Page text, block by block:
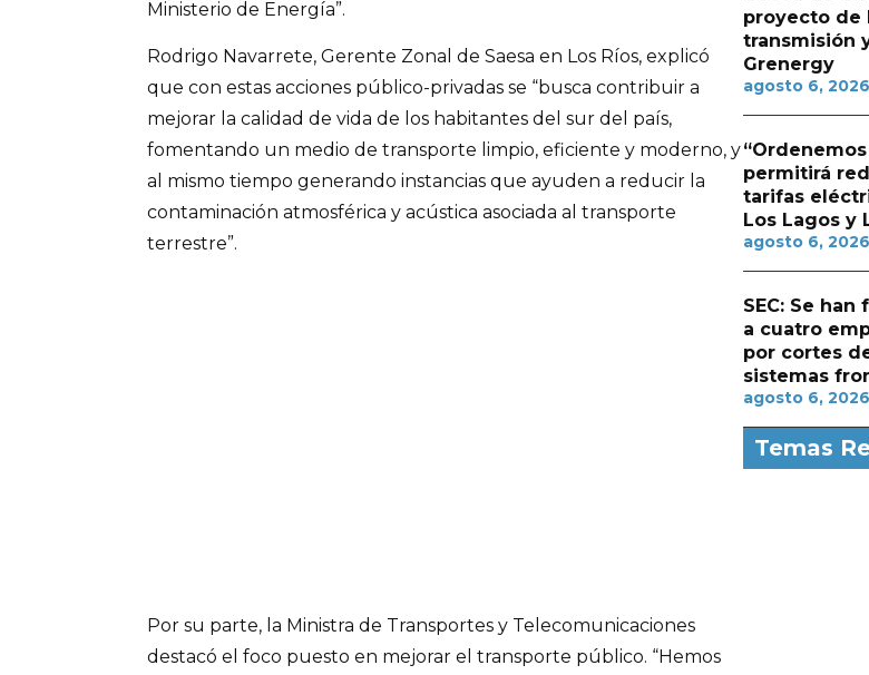
Ministerio de Energía”.
Rodrigo Navarrete, Gerente Zonal de Saesa en Los Ríos, explicó
que con estas acciones público-privadas se “busca contribuir a
mejorar la calidad de vida de los habitantes del sur del país,
fomentando un medio de transporte limpio, eficiente y moderno, y
al mismo tiempo generando instancias que ayuden a reducir la
contaminación atmosférica y acústica asociada al transporte
terrestre”.
Por su parte, la Ministra de Transportes y Telecomunicaciones
destacó el foco puesto en mejorar el transporte público. “Hemos
proyecto de
transmisión
Grenergy
agosto 6, 2026
permitirá
tarifas
Los Lagos y
agosto 6, 2026
SEC: Se
a cuatro
por cortes
sistemas
agosto 6, 2026
Temas